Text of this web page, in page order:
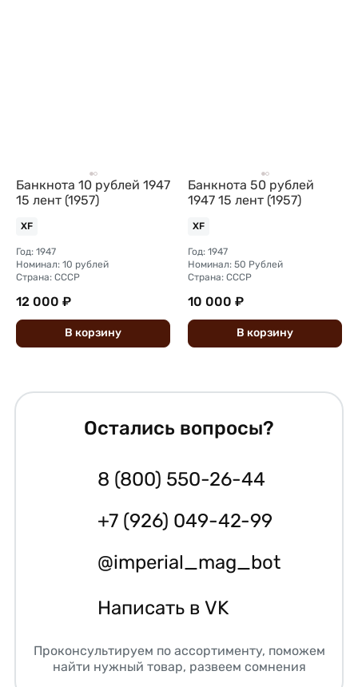
Банкнота 10 рублей 1947
15 лент (1957)
XF
Год: 1947
Номинал: 10 рублей
Страна: СССР
12 000 ₽
В корзину
Банкнота 50 рублей
1947 15 лент (1957)
XF
Год: 1947
Номинал: 50 Рублей
Страна: СССР
10 000 ₽
В корзину
Остались вопросы?
8 (800) 550-26-44
+7 (926) 049-42-99
@imperial_mag_bot
Написать в VK
Проконсультируем по ассортименту, поможем
найти нужный товар, развеем сомнения